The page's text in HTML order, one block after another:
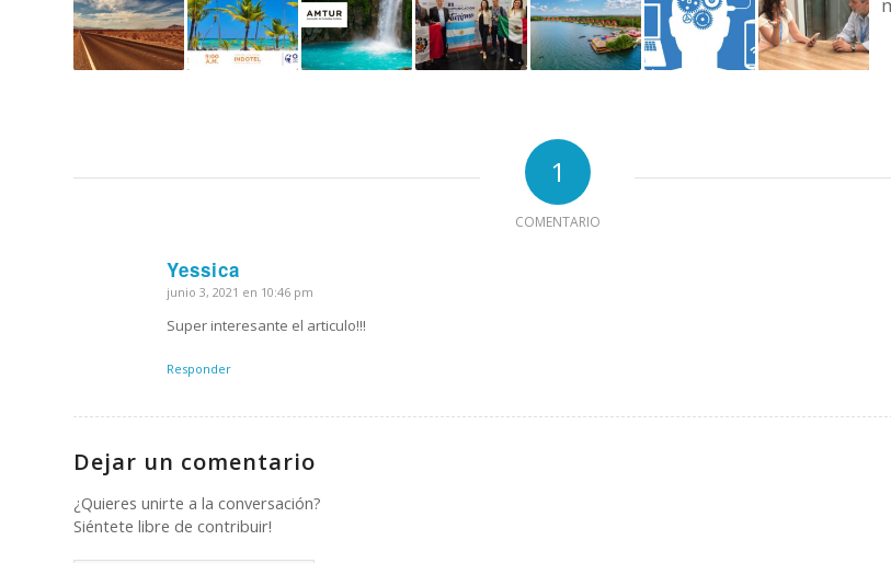
1
COMENTARIO
Yessica
Dice:
junio 3, 2021 en 10:46 pm
Super interesante el articulo!!!
Responder
Dejar un comentario
¿Quieres unirte a la conversación?
Siéntete libre de contribuir!